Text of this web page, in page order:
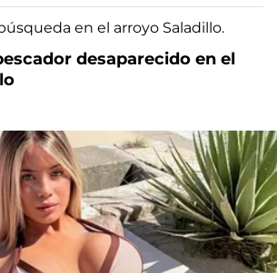
desaparecido en el